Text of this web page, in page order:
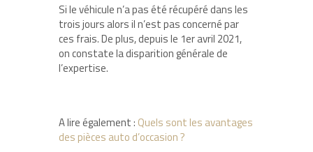
Si le véhicule n’a pas été récupéré dans les
trois jours alors il n’est pas concerné par
ces frais. De plus, depuis le 1er avril 2021,
on constate la disparition générale de
l’expertise.
A lire également : Quels sont les avantages
des pièces auto d’occasion ?